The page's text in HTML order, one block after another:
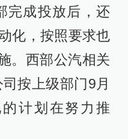
完成投放后，还
化，按照要求也
。西部公汽相关
按上级部门9月
计划在努力推